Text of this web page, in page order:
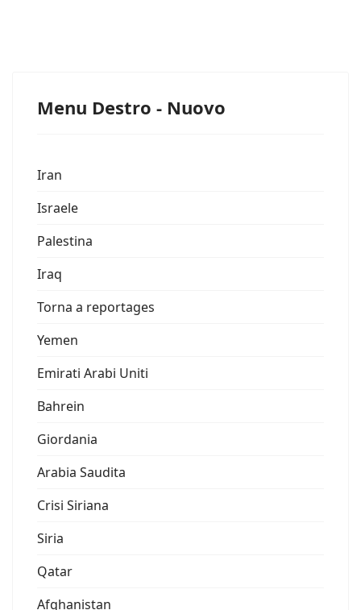
Menu Destro - Nuovo
Iran
Israele
Palestina
Iraq
Torna a reportages
Yemen
Emirati Arabi Uniti
Bahrein
Giordania
Arabia Saudita
Crisi Siriana
Siria
Qatar
Afghanistan